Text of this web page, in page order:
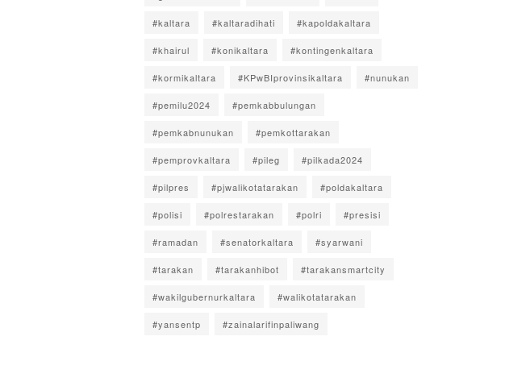
#kaltara #kaltaradihati #kapoldakaltara
#khairul #konikaltara #kontingenkaltara
#kormikaltara #KPwBIprovinsikaltara #nunukan
#pemilu2024 #pemkabbulungan
#pemkabnunukan #pemkottarakan
#pemprovkaltara #pileg #pilkada2024
#pilpres #pjwalikotatarakan #poldakaltara
#polisi #polrestarakan #polri #presisi
#ramadan #senatorkaltara #syarwani
#tarakan #tarakanhibot #tarakansmartcity
#wakilgubernurkaltara #walikotatarakan
#yansentp #zainalarifinpaliwang